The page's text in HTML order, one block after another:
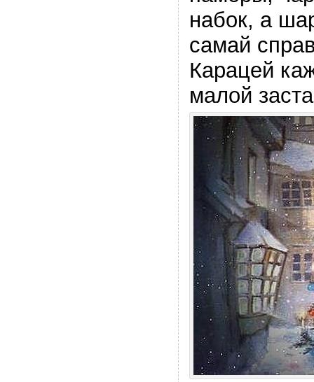
набок, а
самай
Карацей
малой